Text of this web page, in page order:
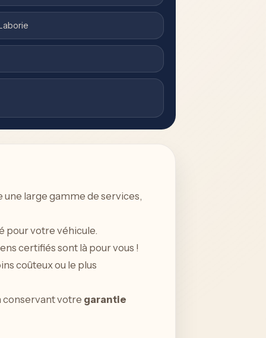
large gamme de services,
pour votre véhicule.
certifiés sont là pour vous !
coûteux ou le plus
conservant votre garantie